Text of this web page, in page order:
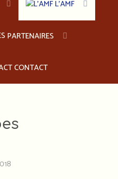
L'AMF
PARTENAIRES
CONTACT